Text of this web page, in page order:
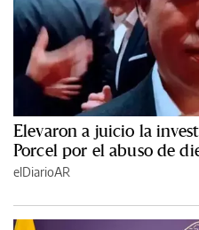
Elevaron a juicio la
Porcel por el abuso de
elDiarioAR